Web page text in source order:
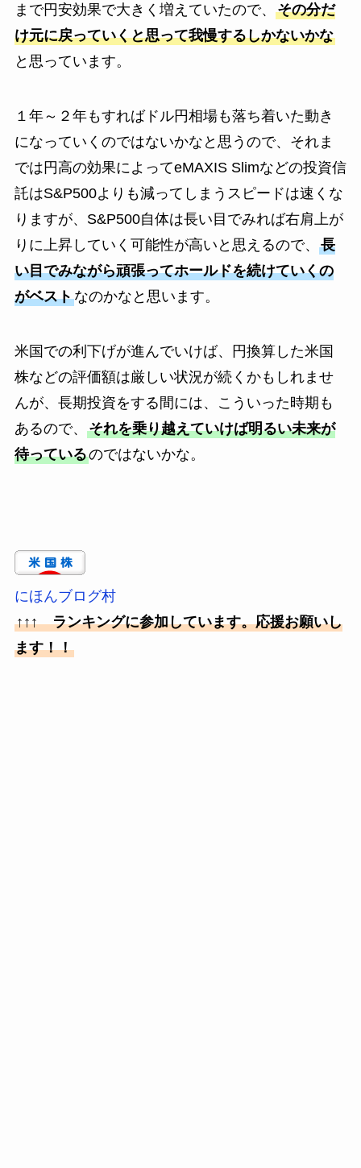
まで円安効果で大きく増えていたので、 その分だ
け元に戻っていくと思って我慢するしかないかな
と思っています。
１年～２年もすればドル円相場も落ち着いた動き
になっていくのではないかなと思うので、それま
では円高の効果によってeMAXIS Slimなどの投資信
託はS&P500よりも減ってしまうスピードは速くな
りますが、S&P500自体は長い目でみれば右肩上が
りに上昇していく可能性が高いと思えるので、 長
い目でみながら頑張ってホールドを続けていくの
がベストなのかなと思います。
米国での利下げが進んでいけば、円換算した米国
株などの評価額は厳しい状況が続くかもしれませ
んが、長期投資をする間には、こういった時期も
あるので、 それを乗り越えていけば明るい未来が
待っているのではないかな。
にほんブログ村
↑↑↑ ランキングに参加しています。応援お願いし
ます！！